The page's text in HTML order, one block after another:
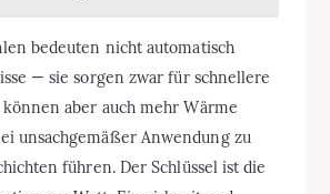
bedeuten nicht automatisch
— sie sorgen zwar für schnellere
aber auch mehr Wärme
unsachgemäßer Anwendung zu
führen. Der Schlüssel ist die